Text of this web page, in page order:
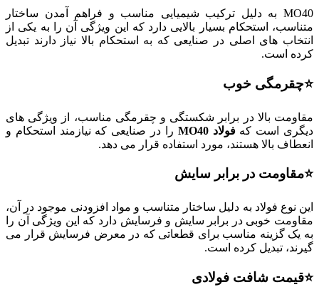
MO40 به دلیل ترکیب شیمیایی مناسب و فراهم آمدن ساختار
متناسب، استحکام بسیار بالایی دارد که این ویژگی آن را به یکی از
انتخاب ‌های اصلی در صنایعی که به استحکام بالا نیاز دارند تبدیل
کرده است.
⭐چقرمگی خوب
مقاومت بالا در برابر شکستگی و چقرمگی مناسب، از ویژگی ‌های
دیگری است کهفولادMO40 را در صنایعی که نیازمند استحکام و
انعطاف بالا هستند، مورد استفاده قرار می ‌دهد.
⭐مقاومت در برابر سایش
این نوع فولاد به دلیل ساختار متناسب و مواد افزودنی موجود در آن،
مقاومت خوبی در برابر سایش و فرسایش دارد که این ویژگی آن را
به یک گزینه مناسب برای قطعاتی که در معرض فرسایش قرار می‌
گیرند، تبدیل کرده است.
⭐قیمت شافت فولادی